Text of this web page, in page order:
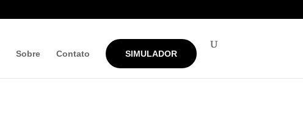
Sobre Contato SIMULADOR